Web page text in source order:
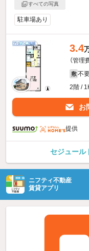
すべての写真
駐車場あり
3.4
（管理
敷 不
2階 /
お
提供
セジュール
ニフティ不動産
賃貸アプリ